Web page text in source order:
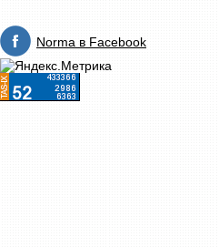
Norma в Facebook